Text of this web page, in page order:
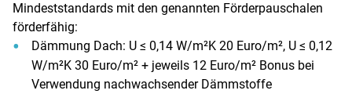
Mindeststandards mit den genannten Förderpauschalen
förderfähig:
Dämmung Dach: U ≤ 0,14 W/m²K 20 Euro/m², U ≤ 0,12
W/m²K 30 Euro/m² + jeweils 12 Euro/m² Bonus bei
Verwendung nachwachsender Dämmstoffe